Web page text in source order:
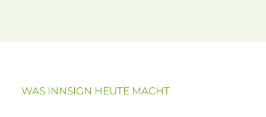
WAS INNSIGN HEUTE MACHT